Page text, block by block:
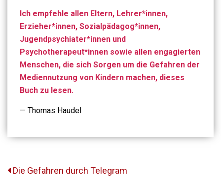
Ich empfehle allen Eltern, Lehrer*innen,
Erzieher*innen, Sozialpädagog*innen,
Jugendpsychiater*innen und
Psychotherapeut*innen sowie allen engagierten
Menschen, die sich Sorgen um die Gefahren der
Mediennutzung von Kindern machen, dieses
Buch zu lesen.
— Thomas Haudel
Beitrags-
Navigation
Die Gefahren durch Telegram